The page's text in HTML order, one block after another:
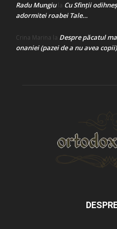
Radu Mungiula Cu Sfinții
adormitei roabei Tale…
Crina Marina la Despre păcatul
onaniei (pazei de a nu avea copii)